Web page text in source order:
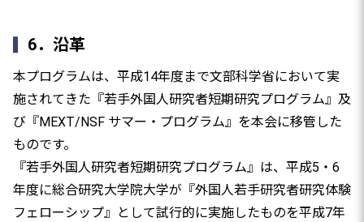
6．沿革
本プログラムは、平成14年度まで文部科学省において実
施されてきた『若手外国人研究者短期研究プログラム』及
び『MEXT/NSF サマー・プログラム』を本会に移管した
ものです。
『若手外国人研究者短期研究プログラム』は、平成5・6
年度に総合研究大学院大学が『外国人若手研究者研究体験
フェローシップ』として試行的に実施したものを平成7年